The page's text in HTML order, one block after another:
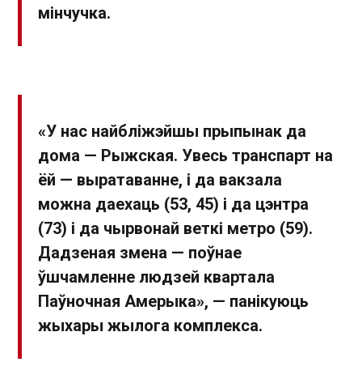
мінчучка.
«У нас найбліжэйшы прыпынак да
дома — Рыжская. Увесь транспарт на
ёй — выратаванне, і да вакзала
можна даехаць (53, 45) і да цэнтра
(73) і да чырвонай веткі метро (59).
Дадзеная змена — поўнае
ўшчамленне людзей квартала
Паўночная Амерыка», — панікуюць
жыхары жылога комплекса.